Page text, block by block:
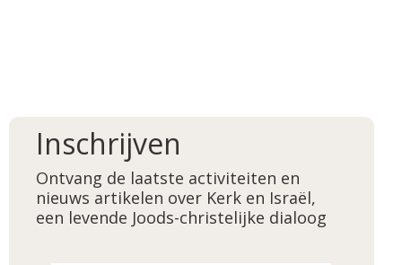
Inschrijven
Ontvang de laatste activiteiten en
nieuws artikelen over Kerk en Israël,
een levende Joods-christelijke dialoog